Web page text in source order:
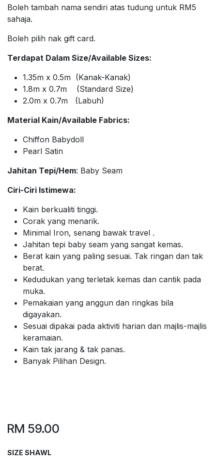
Boleh tambah nama sendiri atas tudung untuk RM5
sahaja.
Boleh pilih nak gift card.
Terdapat Dalam Size/Available Sizes:
1.35m x 0.5m (Kanak-Kanak)
1.8m x 0.7m (Standard Size)
2.0m x 0.7m (Labuh)
Material Kain/Available Fabrics:
Chiffon Babydoll
Pearl Satin
Jahitan Tepi/Hem: Baby Seam
Ciri-Ciri Istimewa:
Kain berkualiti tinggi.
Corak yang menarik.
Minimal Iron, senang bawak travel .
Jahitan tepi baby seam yang sangat kemas.
Berat kain yang paling sesuai. Tak ringan dan tak
berat.
Kedudukan yang terletak kemas dan cantik pada
muka.
Pemakaian yang anggun dan ringkas bila
digayakan.
Sesuai dipakai pada aktiviti harian dan majlis-majlis
keramaian.
Kain tak jarang & tak panas.
Banyak Pilihan Design.
RM 59.00
SIZE SHAWL